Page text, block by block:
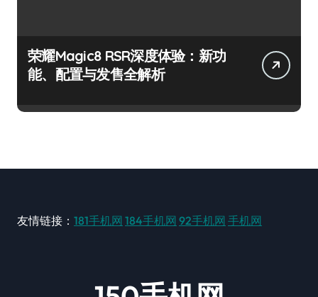
荣耀Magic8 RSR深度体验：新功
能、配置与发售全解析
友情链接： 181手机网 184手机网 92手机网 手机网